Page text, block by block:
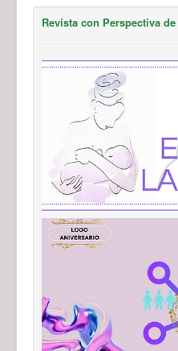
Revista con Perspectiva